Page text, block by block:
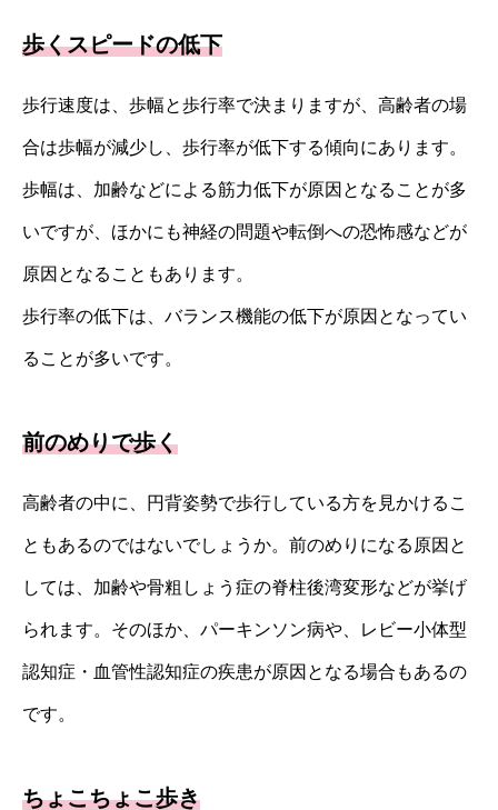
歩くスピードの低下
歩行速度は、歩幅と歩行率で決まりますが、高齢者の場
合は歩幅が減少し、歩行率が低下する傾向にあります。
歩幅は、加齢などによる筋力低下が原因となることが多
いですが、ほかにも神経の問題や転倒への恐怖感などが
原因となることもあります。
歩行率の低下は、バランス機能の低下が原因となってい
ることが多いです。
前のめりで歩く
高齢者の中に、円背姿勢で歩行している方を見かけるこ
ともあるのではないでしょうか。前のめりになる原因と
しては、加齢や骨粗しょう症の脊柱後湾変形などが挙げ
られます。そのほか、パーキンソン病や、レビー小体型
認知症・血管性認知症の疾患が原因となる場合もあるの
です。
ちょこちょこ歩き